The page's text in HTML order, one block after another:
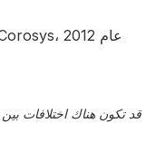
وحدة إزالة غاز ثاني أكسيد الكربون: Corosys، عام 2012
قد تكون هناك اختلافات بين